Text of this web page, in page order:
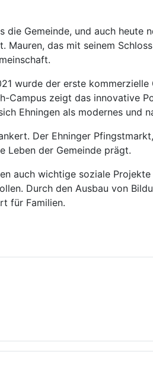
die Gemeinde, und auch
Mauren, das mit seinem
wurde der erste
Campus zeigt das innovative
Ehningen als modernes und
Der Ehninger
Leben der Gemeinde prägt.
auch wichtige soziale
Durch den Ausbau von
für Familien.
Böblingen